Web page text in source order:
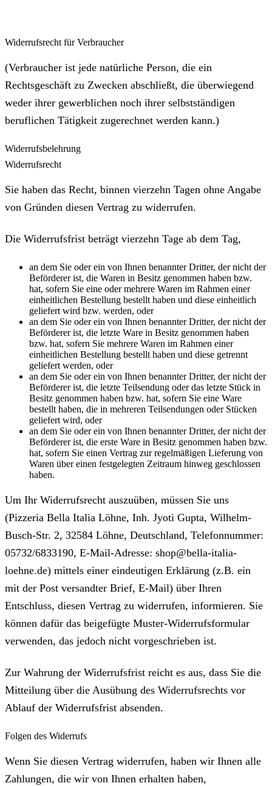
Widerrufsrecht für Verbraucher
(Verbraucher ist jede natürliche Person, die ein
Rechtsgeschäft zu Zwecken abschließt, die überwiegend
weder ihrer gewerblichen noch ihrer selbstständigen
beruflichen Tätigkeit zugerechnet werden kann.)
Widerrufsbelehrung
Widerrufsrecht
Sie haben das Recht, binnen vierzehn Tagen ohne Angabe
von Gründen diesen Vertrag zu widerrufen.
Die Widerrufsfrist beträgt vierzehn Tage ab dem Tag,
an dem Sie oder ein von Ihnen benannter Dritter, der nicht der
Beförderer ist, die Waren in Besitz genommen haben bzw.
hat, sofern Sie eine oder mehrere Waren im Rahmen einer
einheitlichen Bestellung bestellt haben und diese einheitlich
geliefert wird bzw. werden, oder
an dem Sie oder ein von Ihnen benannter Dritter, der nicht der
Beförderer ist, die letzte Ware in Besitz genommen haben
bzw. hat, sofern Sie mehrere Waren im Rahmen einer
einheitlichen Bestellung bestellt haben und diese getrennt
geliefert werden, oder
an dem Sie oder ein von Ihnen benannter Dritter, der nicht der
Beförderer ist, die letzte Teilsendung oder das letzte Stück in
Besitz genommen haben bzw. hat, sofern Sie eine Ware
bestellt haben, die in mehreren Teilsendungen oder Stücken
geliefert wird, oder
an dem Sie oder ein von Ihnen benannter Dritter, der nicht der
Beförderer ist, die erste Ware in Besitz genommen haben bzw.
hat, sofern Sie einen Vertrag zur regelmäßigen Lieferung von
Waren über einen festgelegten Zeitraum hinweg geschlossen
haben.
Um Ihr Widerrufsrecht auszuüben, müssen Sie uns
(Pizzeria Bella Italia Löhne, Inh. Jyoti Gupta, Wilhelm-
Busch-Str. 2, 32584 Löhne, Deutschland, Telefonnummer:
05732/6833190, E-Mail-Adresse: shop@bella-italia-
loehne.de) mittels einer eindeutigen Erklärung (z.B. ein
mit der Post versandter Brief, E-Mail) über Ihren
Entschluss, diesen Vertrag zu widerrufen, informieren. Sie
können dafür das beigefügte Muster-Widerrufsformular
verwenden, das jedoch nicht vorgeschrieben ist.
Zur Wahrung der Widerrufsfrist reicht es aus, dass Sie die
Mitteilung über die Ausübung des Widerrufsrechts vor
Ablauf der Widerrufsfrist absenden.
Folgen des Widerrufs
Wenn Sie diesen Vertrag widerrufen, haben wir Ihnen alle
Zahlungen, die wir von Ihnen erhalten haben,